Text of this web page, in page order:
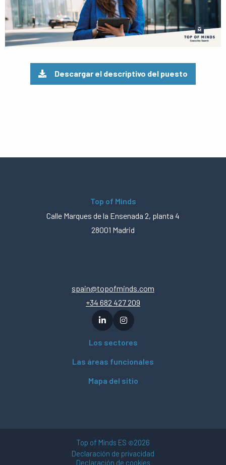
Descargar el descriptivo del puesto
Top of Minds
Calle Marques de la Ensenada 2, planta 4
28001 Madrid
spain@topofminds.com
+34 682 427 209
Los sectores
Las áreas funcionales
Mapa del sitio
Top of Minds ES ©2026
Declaración de privacidad
Declaración de cookies